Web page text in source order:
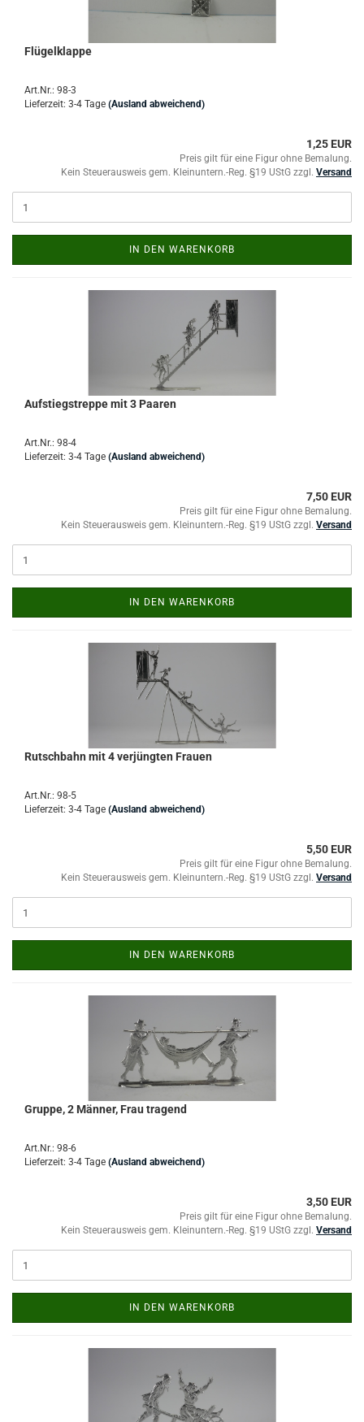
Flügelklappe
Art.Nr.: 98-3
Lieferzeit: 3-4 Tage (Ausland abweichend)
1,25 EUR
Preis gilt für eine Figur ohne Bemalung.
Kein Steuerausweis gem. Kleinuntern.-Reg. §19 UStG zzgl. Versand
IN DEN WARENKORB
Aufstiegstreppe mit 3 Paaren
Art.Nr.: 98-4
Lieferzeit: 3-4 Tage (Ausland abweichend)
7,50 EUR
Preis gilt für eine Figur ohne Bemalung.
Kein Steuerausweis gem. Kleinuntern.-Reg. §19 UStG zzgl. Versand
IN DEN WARENKORB
Rutschbahn mit 4 verjüngten Frauen
Art.Nr.: 98-5
Lieferzeit: 3-4 Tage (Ausland abweichend)
5,50 EUR
Preis gilt für eine Figur ohne Bemalung.
Kein Steuerausweis gem. Kleinuntern.-Reg. §19 UStG zzgl. Versand
IN DEN WARENKORB
Gruppe, 2 Männer, Frau tragend
Art.Nr.: 98-6
Lieferzeit: 3-4 Tage (Ausland abweichend)
3,50 EUR
Preis gilt für eine Figur ohne Bemalung.
Kein Steuerausweis gem. Kleinuntern.-Reg. §19 UStG zzgl. Versand
IN DEN WARENKORB